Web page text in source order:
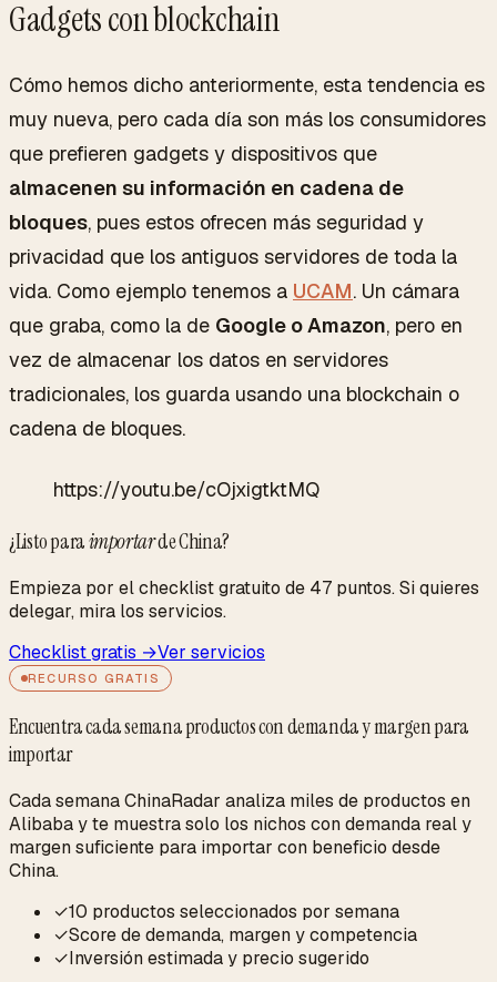
Gadgets con blockchain
Cómo hemos dicho anteriormente, esta tendencia es
muy nueva, pero cada día son más los consumidores
que prefieren gadgets y dispositivos que
almacenen su información en cadena de
bloques, pues estos ofrecen más seguridad y
privacidad que los antiguos servidores de toda la
vida. Como ejemplo tenemos a UCAM. Un cámara
que graba, como la de Google o Amazon, pero en
vez de almacenar los datos en servidores
tradicionales, los guarda usando una blockchain o
cadena de bloques.
https://youtu.be/cOjxigtktMQ
¿Listo paraimportarde China?
Empieza por el checklist gratuito de 47 puntos. Si quieres
delegar, mira los servicios.
Checklist gratis →Ver servicios
RECURSO GRATIS
Encuentra cada semana productos con demanda y margen para
importar
Cada semana ChinaRadar analiza miles de productos en
Alibaba y te muestra solo los nichos con demanda real y
margen suficiente para importar con beneficio desde
China.
✓10 productos seleccionados por semana
✓Score de demanda, margen y competencia
✓Inversión estimada y precio sugerido